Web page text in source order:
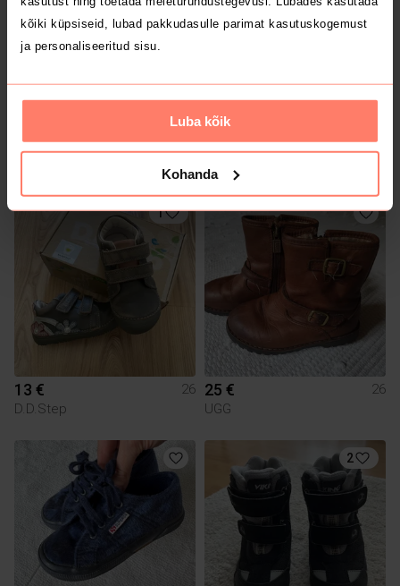
kõiki küpsiseid, lubad pakkudasulle parimat kasutuskogemust
ja personaliseeritud sisu.
Luba kõik
Kohanda
10 €
26 9 €
26
1
13 €
26
D.D.Step
25 €
26
UGG
2